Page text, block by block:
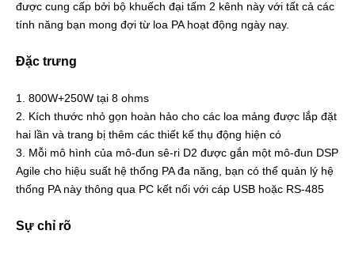
được cung cấp bởi bộ khuếch đại tấm 2 kênh này với tất cả các
tính năng bạn mong đợi từ loa PA hoạt động ngày nay.
Đặc trưng
1. 800W+250W tại 8 ohms
2. Kích thước nhỏ gọn hoàn hảo cho các loa mảng được lắp đặt
hai lần và trang bị thêm các thiết kế thụ động hiện có
3. Mỗi mô hình của mô-đun sê-ri D2 được gắn một mô-đun DSP
Agile cho hiệu suất hệ thống PA đa năng, bạn có thể quản lý hệ
thống PA này thông qua PC kết nối với cáp USB hoặc RS-485
Sự chỉ rõ